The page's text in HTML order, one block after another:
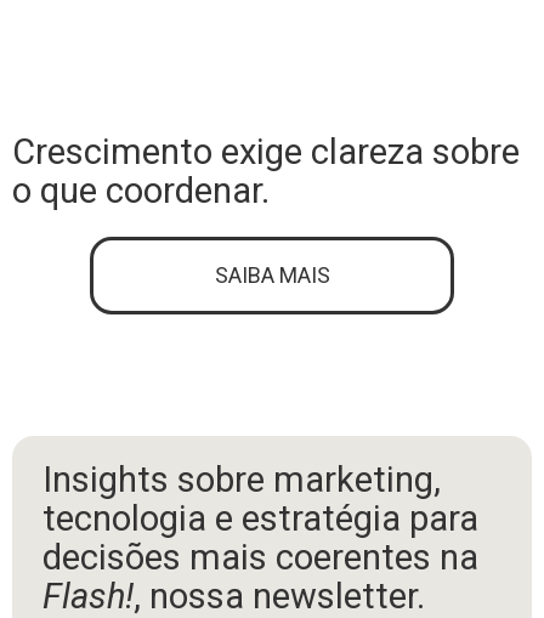
Crescimento exige clareza sobre
o que coordenar.
SAIBA MAIS
Insights sobre marketing,
tecnologia e estratégia para
decisões mais coerentes na
Flash!, nossa newsletter.